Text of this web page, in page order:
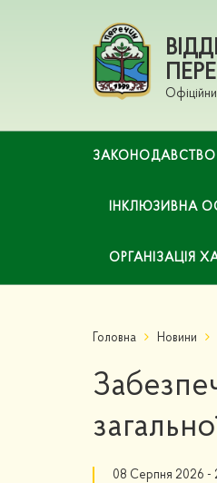
ЗАКОНОДАВСТВО
ІНКЛЮЗИВНА
ОРГАНІЗАЦІЯ
Головна Новини
08 Серпня 2026 -